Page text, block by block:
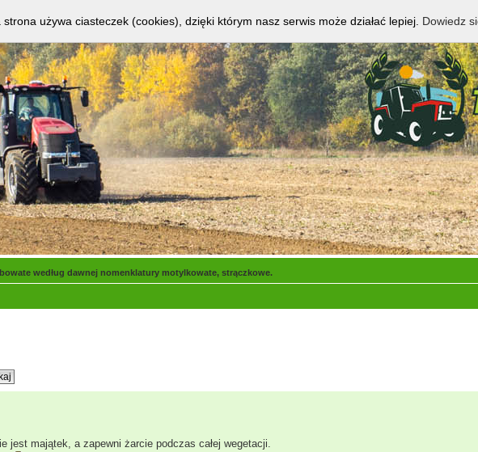
według dawnej nomenklatury motylkowate, strączkowe.
jest majątek, a zapewni żarcie podczas całej wegetacji.
strona używa ciasteczek (cookies), dzięki którym nasz serwis może działać lepiej. Dowiedz